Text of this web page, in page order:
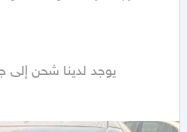
يوجد لدينا شحن إلى